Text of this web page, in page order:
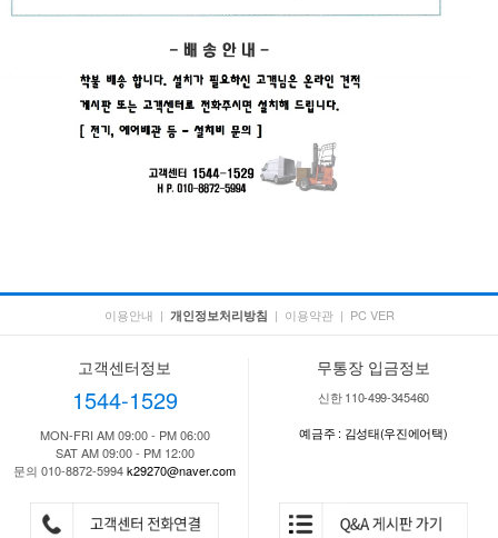
이용안내 | 개인정보처리방침 | 이용약관 | PC VER
고객센터정보
1544-1529
MON-FRI AM 09:00 - PM 06:00
SAT AM 09:00 - PM 12:00
문의 010-8872-5994k29270@naver.com
무통장 입금정보
신한 110-499-345460
예금주 : 김성태(우진에어택)